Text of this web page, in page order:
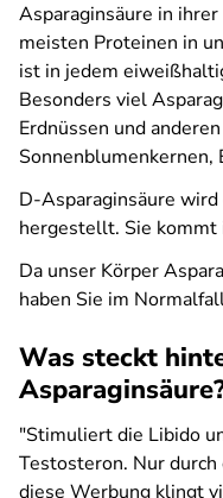
Asparaginsäure in
meisten Proteinen in
ist in jedem
Besonders viel
Erdnüssen und
Sonnenblumenkernen,
D-Asparaginsäure
hergestellt. Sie kommt
Da unser Körper
haben Sie im
Was steckt
"Stimuliert die Libido
Testosteron. Nur
diese Werbung klingt